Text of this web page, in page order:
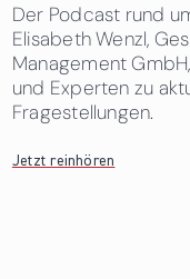
Der Podcast rund
Elisabeth Wenzl,
Management
und Experten zu
Fragestellungen.
Jetzt reinhören